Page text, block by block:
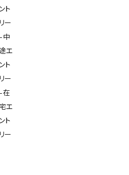
ント
リー
中
エ
ント
リー
在
エ
ント
リー